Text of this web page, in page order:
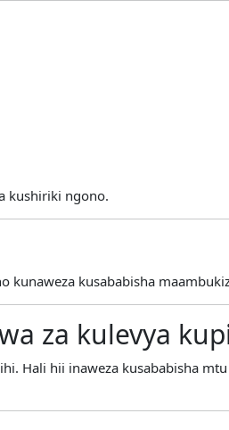
kushiriki ngono.
kusababisha
za kulevya
Hali hii inaweza kusababisha